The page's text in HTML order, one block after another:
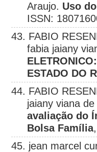
Araujo. Uso
ISSN:
43. FABIO
fabia jaiany
ESTADO DO
44. FABIO
jaiany viana
avaliação do
Bolsa Família
45. jean marcel